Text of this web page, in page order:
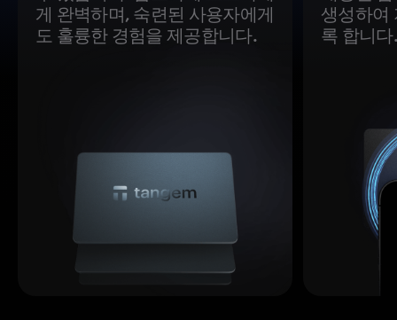
게 완벽하며, 숙련된 사용자에게
도 훌륭한 경험을 제공합니다.
생성하여
록 합니다.